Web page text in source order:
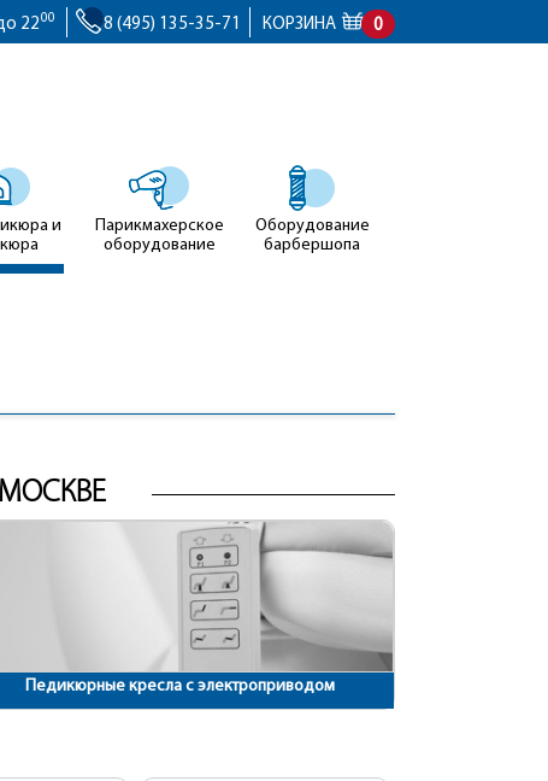
2200 8 (495) 135-35-71 КОРЗИНА 0
и
Парикмахерское
оборудование
Оборудование
барбершопа
Педикюрные кресла с электроприводом